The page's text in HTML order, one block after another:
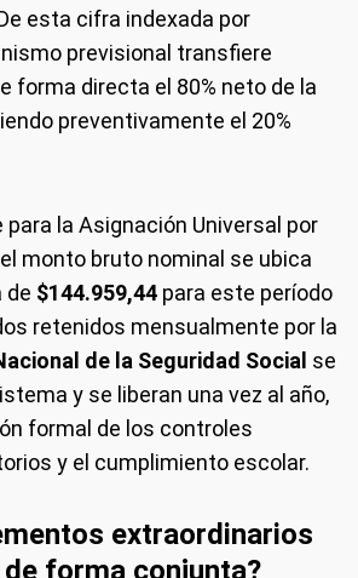
esta cifra indexada por
previsional transfiere
forma directa el 80% neto de la
preventivamente el 20%
la Asignación Universal por
el monto bruto nominal se ubica
de $144.959,44 para este período
retenidos mensualmente por la
de la Seguridad Social se
y se liberan una vez al año,
formal de los controles
y el cumplimiento escolar.
extraordinarios
forma conjunta?